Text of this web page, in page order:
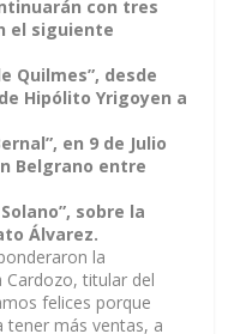
con tres
el siguiente
Quilmes”, desde
Hipólito Yrigoyen a
en 9 de Julio
Belgrano entre
sobre la
Álvarez.
la
titular del
felices porque
tener más ventas, a